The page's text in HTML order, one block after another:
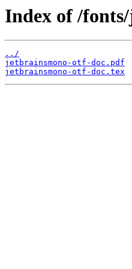
Index of /
../
jetbrainsmono-otf-doc.pdf
jetbrainsmono-otf-doc.tex